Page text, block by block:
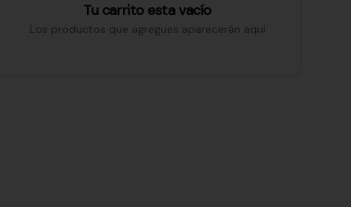
Tu carrito esta vacío
Los productos que agregues aparecerán aquí